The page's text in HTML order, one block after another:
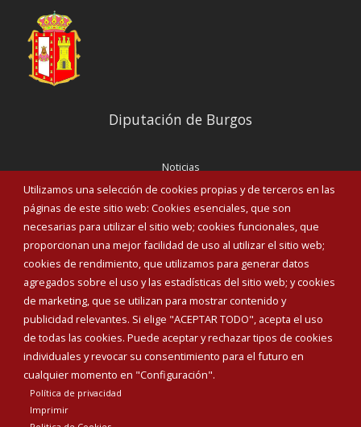
Utilizamos una selección de cookies propias y de terceros en las
páginas de este sitio web: Cookies esenciales, que son
necesarias para utilizar el sitio web; cookies funcionales, que
proporcionan una mejor facilidad de uso al utilizar el sitio web;
cookies de rendimiento, que utilizamos para generar datos
agregados sobre el uso y las estadísticas del sitio web; y cookies
de marketing, que se utilizan para mostrar contenido y
publicidad relevantes. Si elige "ACEPTAR TODO", acepta el uso
de todas las cookies. Puede aceptar y rechazar tipos de cookies
individuales y revocar su consentimiento para el futuro en
cualquier momento en "Configuración".
Política de privacidad
Imprimir
Diputación de Burgos
Noticias
Eventos
Corporación Municipal
Teléfonos de interés
INICIAR SESIÓN
MAPA WEB